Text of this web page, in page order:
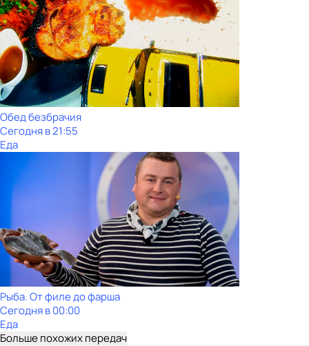
Обед безбрачия
Сегодня в 21:55
Еда
Рыба. От филе до фарша
Сегодня в 00:00
Еда
Больше похожих передач